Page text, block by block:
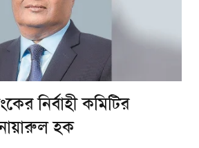
নির্বাহী কমিটির
হক